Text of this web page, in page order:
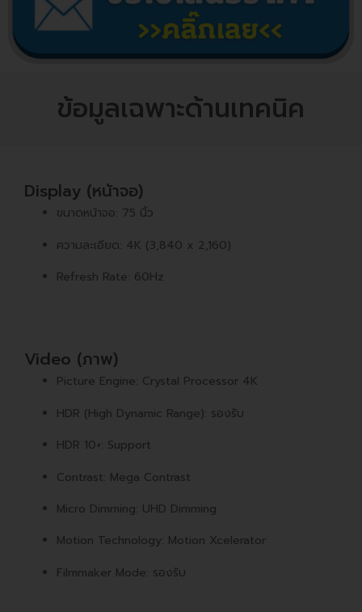
ข้อมูลเฉพาะด้านเทคนิค
Display (หน้าจอ)
ขนาดหน้าจอ: 75 นิ้ว
ความละเอียด: 4K (3,840 x 2,160)
Refresh Rate: 60Hz
Video (ภาพ)
Picture Engine: Crystal Processor 4K
HDR (High Dynamic Range): รองรับ
HDR 10+: Support
Contrast: Mega Contrast
Micro Dimming: UHD Dimming
Motion Technology: Motion Xcelerator
Filmmaker Mode: รองรับ